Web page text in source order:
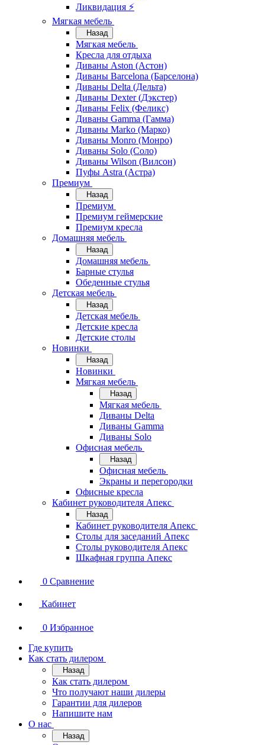
Ликвидация ⚡
Мягкая мебель
Назад
Мягкая мебель
Кресла для отдыха
Диваны Aston (Астон)
Диваны Barcelona (Барселона)
Диваны Delta (Дельта)
Диваны Dexter (Дэкстер)
Диваны Felix (Феликс)
Диваны Gamma (Гамма)
Диваны Marko (Марко)
Диваны Monro (Монро)
Диваны Solo (Соло)
Диваны Wilson (Вилсон)
Пуфы Astra (Астра)
Премиум
Назад
Премиум
Премиум геймерские
Премиум кресла
Домашняя мебель
Назад
Домашняя мебель
Барные стулья
Обеденные стулья
Детская мебель
Назад
Детская мебель
Детские кресла
Детские столы
Новинки
Назад
Новинки
Мягкая мебель
Назад
Мягкая мебель
Диваны Delta
Диваны Gamma
Диваны Solo
Офисная мебель
Назад
Офисная мебель
Экраны и перегородки
Офисные кресла
Кабинет руководителя Апекс
Назад
Кабинет руководителя Апекс
Столы для заседаний Апекс
Столы руководителя Апекс
Шкафная группа Апекс
0 Сравнение
Кабинет
0 Избранное
Где купить
Как стать дилером
Назад
Как стать дилером
Что получают наши дилеры
Гарантии для дилеров
Напишите нам
О нас
Назад